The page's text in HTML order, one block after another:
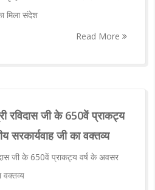
मिला संदेश
Read More
रविदास जी के 650वें प्राकट्य
सरकार्यवाह जी का वक्तव्य
जी के 650वें प्राकट्य वर्ष के अवसर
वक्तव्य